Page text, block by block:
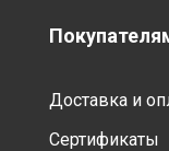
Доставка и
Сертификаты